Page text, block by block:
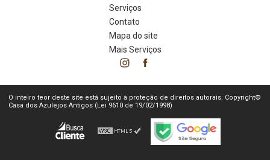
Serviços
Contato
Mapa do site
Mais Serviços
O inteiro teor deste site está sujeito à proteção de direitos autorais. Copyright©
Casa dos Azulejos Antigos (Lei 9610 de 19/02/1998)